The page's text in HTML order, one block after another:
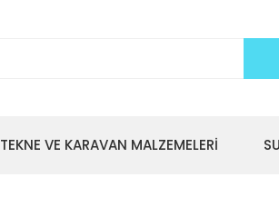
TEKNE VE KARAVAN MALZEMELERİ